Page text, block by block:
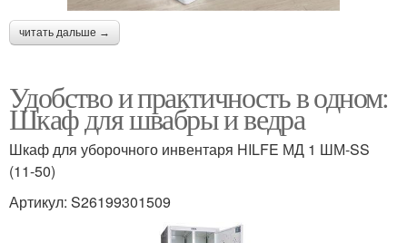
читать дальше →
Удобство и практичность в одном:
Шкаф для швабры и ведра
Шкаф для уборочного инвентаря HILFE МД 1 ШМ-SS
(11-50)
Артикул: S26199301509